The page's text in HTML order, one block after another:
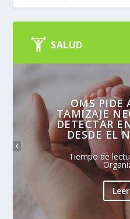
SALUD
OMS PIDE
TAMIZAJE
DETECTAR
DESDE EL
Tiempo de